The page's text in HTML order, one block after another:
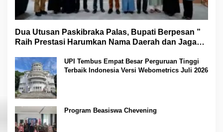
Dua Utusan Paskibraka Palas, Bupati Berpesan ”
Raih Prestasi Harumkan Nama Daerah dan Jaga
UPI Tembus Empat Besar Perguruan Tinggi
Terbaik Indonesia Versi Webometrics Juli 2026
Program Beasiswa Chevening